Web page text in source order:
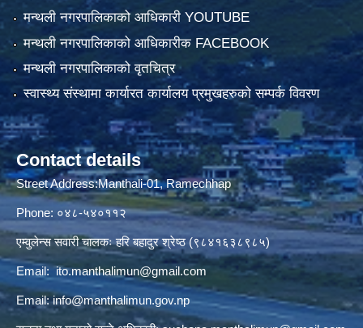
मन्थली नगरपालिकाको आधिकारी YOUTUBE
मन्थली नगरपालिकाको आधिकारीक FACEBOOK
मन्थली नगरपालिकाको वृतचित्र
स्वास्थ्य संस्थामा कार्यारत कार्यालय प्रमुखहरुको सम्पर्क विवरण
Contact details
Street Address:Manthali-01, Ramechhap
Phone: ०४८-५४०११२
एम्वुलेन्स सवारी चालकः हरि बहादुर श्रेष्ठ (९८४१६३८९८५)
Email:ito.manthalimun@gmail.com
Email:info@manthalimun.gov.np